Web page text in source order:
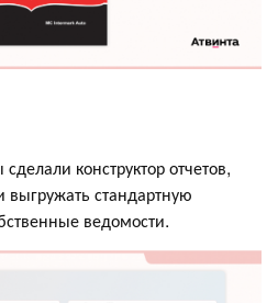
конструктор отчетов,
выгружать стандартную
ведомости.